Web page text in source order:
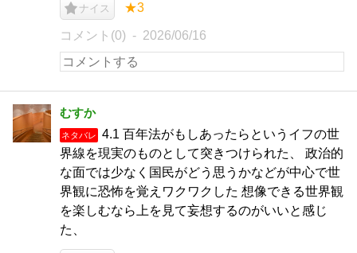
ナイス ★3
コメント(0) 2026/06/16
むすか
ネタバレ
4.1 百年法がもしあったらというイフの世
界線を現実のものとして突きつけられた、 政治的
な面では少なく国民がどう思うかなどが中心で世
界観に恐怖を覚えワクワクした 想像できる世界観
を楽しむなら上を見て妄想するのがいいと感じ
た、